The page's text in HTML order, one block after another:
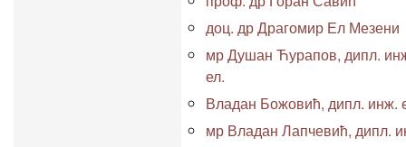
доц. др Драгомир Ел Мезени
мр Душан Ћурапов, дипл.
ел.
Владан Божовић, дипл. инж.
мр Владан Лапчевић, дипл.